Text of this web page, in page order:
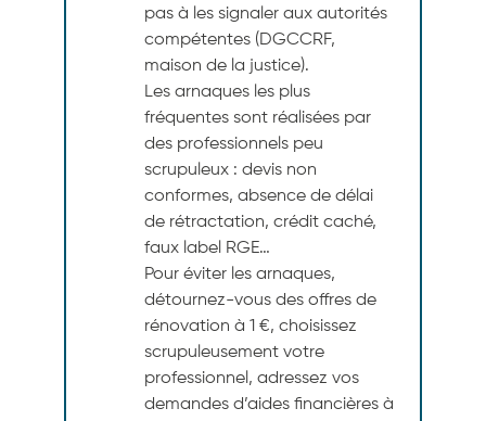
pas à les signaler aux autorités
compétentes (DGCCRF,
maison de la justice).
Les arnaques les plus
fréquentes sont réalisées par
des professionnels peu
scrupuleux : devis non
conformes, absence de délai
de rétractation, crédit caché,
faux label RGE…
Pour éviter les arnaques,
détournez-vous des offres de
rénovation à 1 €, choisissez
scrupuleusement votre
professionnel, adressez vos
demandes d’aides financières à